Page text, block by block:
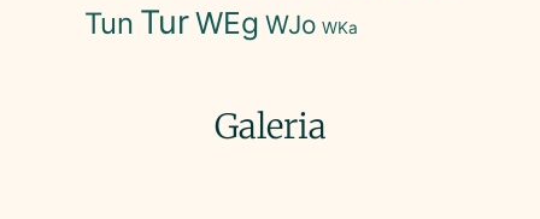
Tun TurWEg WJo WKa
Galeria